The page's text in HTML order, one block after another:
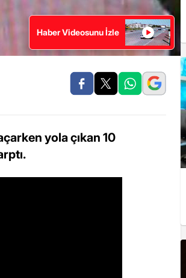
Haber Videosunu İzle
yola çıkan 10